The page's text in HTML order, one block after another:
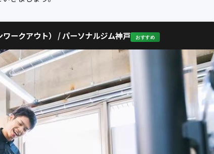
ークアウト） / パーソナルジム神戸 おすすめ